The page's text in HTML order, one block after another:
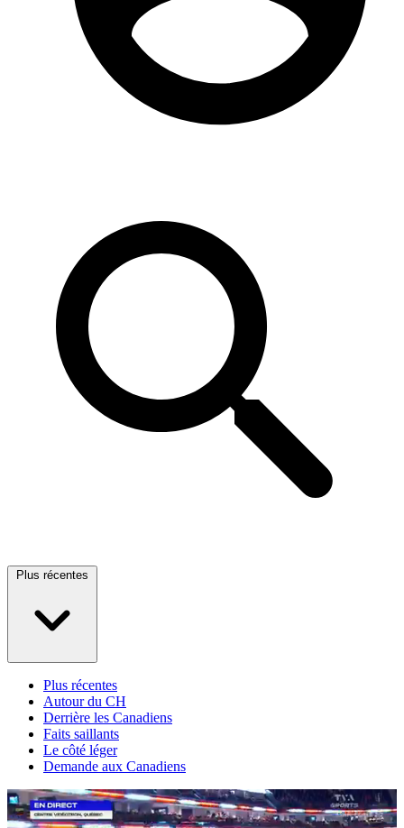
Plus récentes
Plus récentes
Autour du CH
Derrière les Canadiens
Faits saillants
Le côté léger
Demande aux Canadiens